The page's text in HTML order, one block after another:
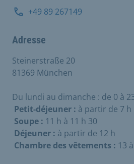
+49 89 267149
Adresse
Steinerstraße 20
81369 München
Du lundi au dimanche : de 0 à
Petit-déjeuner : à partir de 7 h
Soupe : 11 h à 11 h 30
Déjeuner : à partir de 12 h
Chambre des vêtements : 13